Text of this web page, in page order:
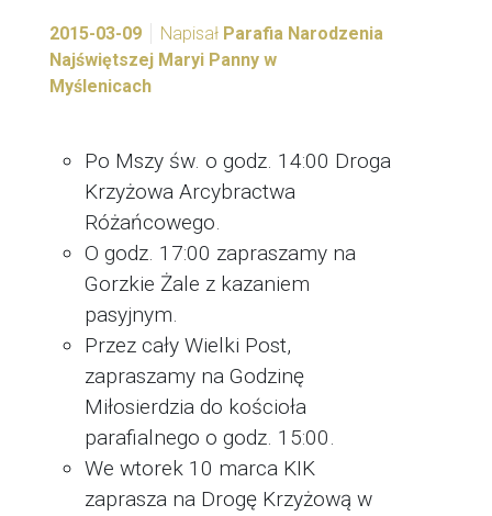
2015-03-09 Napisał Parafia Narodzenia
Najświętszej Maryi Panny w
Myślenicach
Po Mszy św. o godz. 14:00 Droga
Krzyżowa Arcybractwa
Różańcowego.
O godz. 17:00 zapraszamy na
Gorzkie Żale z kazaniem
pasyjnym.
Przez cały Wielki Post,
zapraszamy na Godzinę
Miłosierdzia do kościoła
parafialnego o godz. 15:00.
We wtorek 10 marca KIK
zaprasza na Drogę Krzyżową w